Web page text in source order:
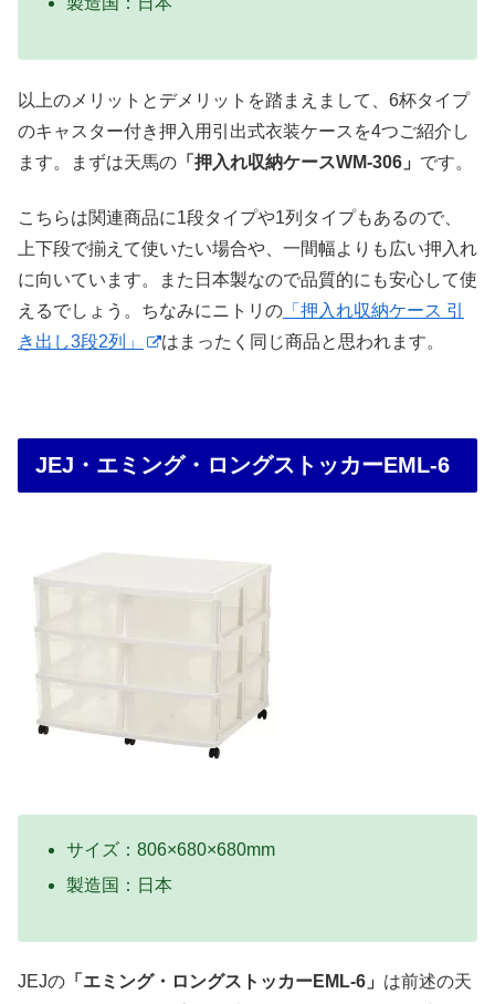
以上のメリットとデメリットを踏まえまして、6杯タイプ
のキャスター付き押入用引出式衣装ケースを4つご紹介し
ます。まずは天馬の 「押入れ収納ケースWM-306」 です。
こちらは関連商品に1段タイプや1列タイプもあるので、
上下段で揃えて使いたい場合や、一間幅よりも広い押入れ
に向いています。また日本製なので品質的にも安心して使
えるでしょう。ちなみにニトリの 「押入れ収納ケース 引
き出し3段2列」
はまったく同じ商品と思われます。
JEJ・エミング・ロングストッカーEML-6
サイズ：806×680×680mm
製造国：日本
JEJの 「エミング・ロングストッカーEML-6」 は前述の天